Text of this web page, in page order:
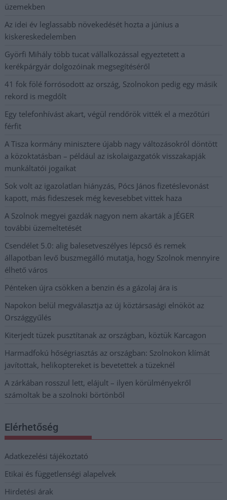
üzemekben
Az idei év leglassabb növekedését hozta a június a
kiskereskedelemben
Györfi Mihály több tucat vállalkozással egyeztetett a
kerékpárgyár dolgozóinak megsegítéséről
41 fok fölé forrósodott az ország, Szolnokon pedig egy másik
rekord is megdőlt
Egy telefonhívást akart, végül rendőrök vitték el a mezőtúri
férfit
A Tisza kormány minisztere újabb nagy változásokról döntött
a közoktatásban – például az iskolaigazgatók visszakapják
munkáltatói jogaikat
Sok volt az igazolatlan hiányzás, Pócs János fizetéslevonást
kapott, más fideszesek még kevesebbet vittek haza
A Szolnok megyei gazdák nagyon nem akarták a JÉGER
további üzemeltetését
Csendélet 5.0: alig balesetveszélyes lépcső és remek
állapotban levő buszmegálló mutatja, hogy Szolnok mennyire
élhető város
Pénteken újra csökken a benzin és a gázolaj ára is
Napokon belül megválasztja az új köztársasági elnököt az
Országgyűlés
Kiterjedt tüzek pusztítanak az országban, köztük Karcagon
Harmadfokú hőségriasztás az országban: Szolnokon klímát
javítottak, helikoptereket is bevetettek a tüzeknél
A zárkában rosszul lett, elájult – ilyen körülményekről
számoltak be a szolnoki börtönből
Elérhetőség
Adatkezelési tájékoztató
Etikai és függetlenségi alapelvek
Hirdetési árak